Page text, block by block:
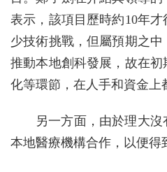
表示，該項目歷時約10年
少技術挑戰，但屬預期之
推動本地創科發展，故在
化等環節，在人手和資金上
另一方面，由於理大
本地醫療機構合作，以便得